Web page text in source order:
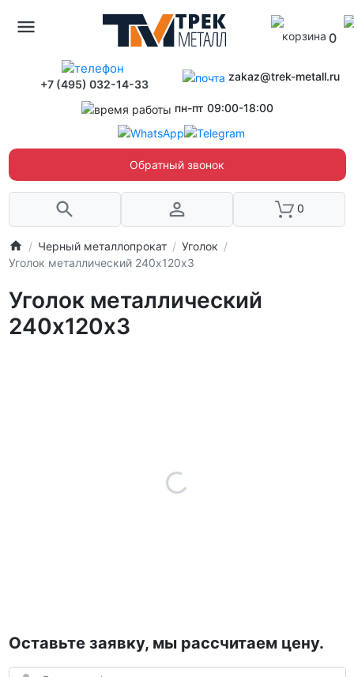
0
+7 (495) 032-14-33
zakaz@trek-metall.ru
пн-пт 09:00-18:00
Обратный звонок
0
Черный металлопрокат
Уголок
Уголок металлический 240х120х3
Уголок металлический
240х120х3
Оставьте заявку, мы рассчитаем цену.